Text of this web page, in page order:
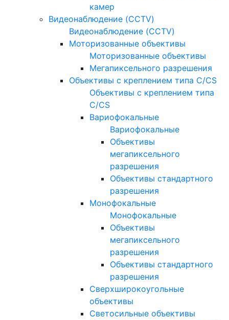
камер
Видеонаблюдение (CCTV)
Видеонаблюдение (CCTV)
Моторизованные объективы
Моторизованные объективы
Мегапиксельного разрешения
Объективы с креплением типа C/CS
Объективы с креплением типа
C/CS
Вариофокальные
Вариофокальные
Объективы
мегапиксельного
разрешения
Объективы стандартного
разрешения
Монофокальные
Монофокальные
Объективы
мегапиксельного
разрешения
Объективы стандартного
разрешения
Сверхширокоугольные
объективы
Светосильные объективы